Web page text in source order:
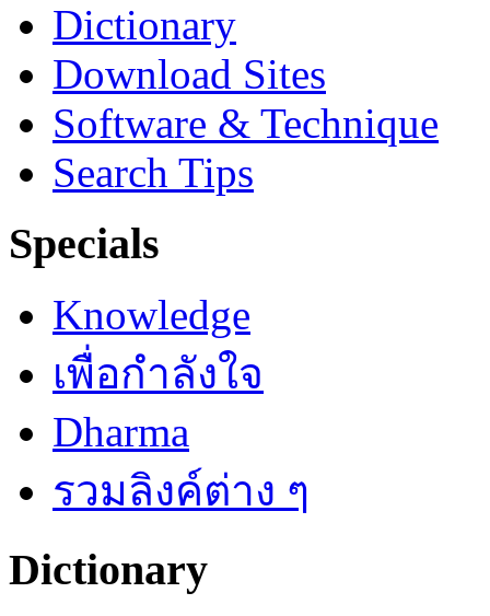
Dictionary
Download Sites
Software & Technique
Search Tips
Specials
Knowledge
เพื่อกำลังใจ
Dharma
รวมลิงค์ต่าง ๆ
Dictionary